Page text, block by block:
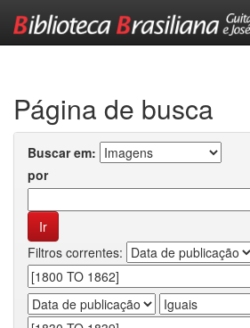
Página de busca
Buscar em:
por
Filtros correntes: